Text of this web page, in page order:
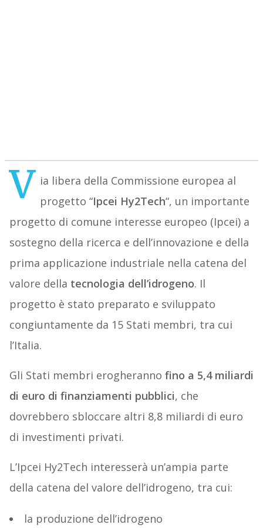
V ia libera della Commissione europea al
progetto “Ipcei Hy2Tech“, un importante
progetto di comune interesse europeo (Ipcei) a
sostegno della ricerca e dell’innovazione e della
prima applicazione industriale nella catena del
valore della tecnologia dell’idrogeno. Il
progetto è stato preparato e sviluppato
congiuntamente da 15 Stati membri, tra cui
l’Italia.
Gli Stati membri erogheranno fino a 5,4 miliardi
di euro di finanziamenti pubblici, che
dovrebbero sbloccare altri 8,8 miliardi di euro
di investimenti privati.
L’Ipcei Hy2Tech interesserà un’ampia parte
della catena del valore dell’idrogeno, tra cui:
la produzione dell’idrogeno